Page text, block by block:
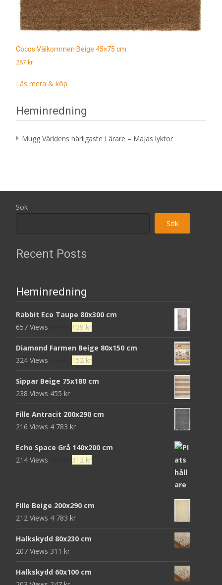
Cocos Välkommen Beige 45×75 cm
287 kr
Läs mera & köp
Heminredning
Mugg Världens härligaste Lärare – Majas lyktor
Sök
Sök
Recent Posts
Heminredning
Rabbit Eco Taupe 80x300 cm
657 Views
Det
priset
var:
439 krDet
priset
är:
Diamond Farmen Beige 80x150 cm
324 Views
Det
priset
152 krDet
priset
Sippar Beige 75x180 cm
238 Views 455 kr
Fille Antracit 200x290 cm
216 Views 4 783 kr
Echo Space Grå 140x200 cm
214 Views
Det
952 kr.
312 krDet
312 kr.
Fille Beige 200x290 cm
212 Views 4 783 kr
Halkskydd 80x230 cm
207 Views 311 kr
Halkskydd 60x100 cm